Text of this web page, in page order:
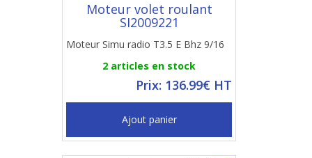
Moteur volet roulant
SI2009221
Moteur Simu radio T3.5 E Bhz 9/16
2 articles en stock
Prix: 136.99€ HT
Ajout panier